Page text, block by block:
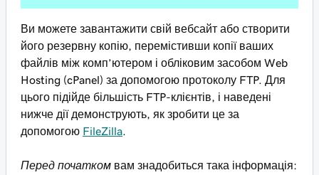
Ви можете завантажити свій вебсайт або створити
його резервну копію, перемістивши копії ваших
файлів між комп’ютером і обліковим засобом Web
Hosting (cPanel) за допомогою протоколу FTP. Для
цього підійде більшість FTP-клієнтів, і наведені
нижче дії демонструють, як зробити це за
допомогою FileZilla
Перед початком вам знадобиться така інформація: